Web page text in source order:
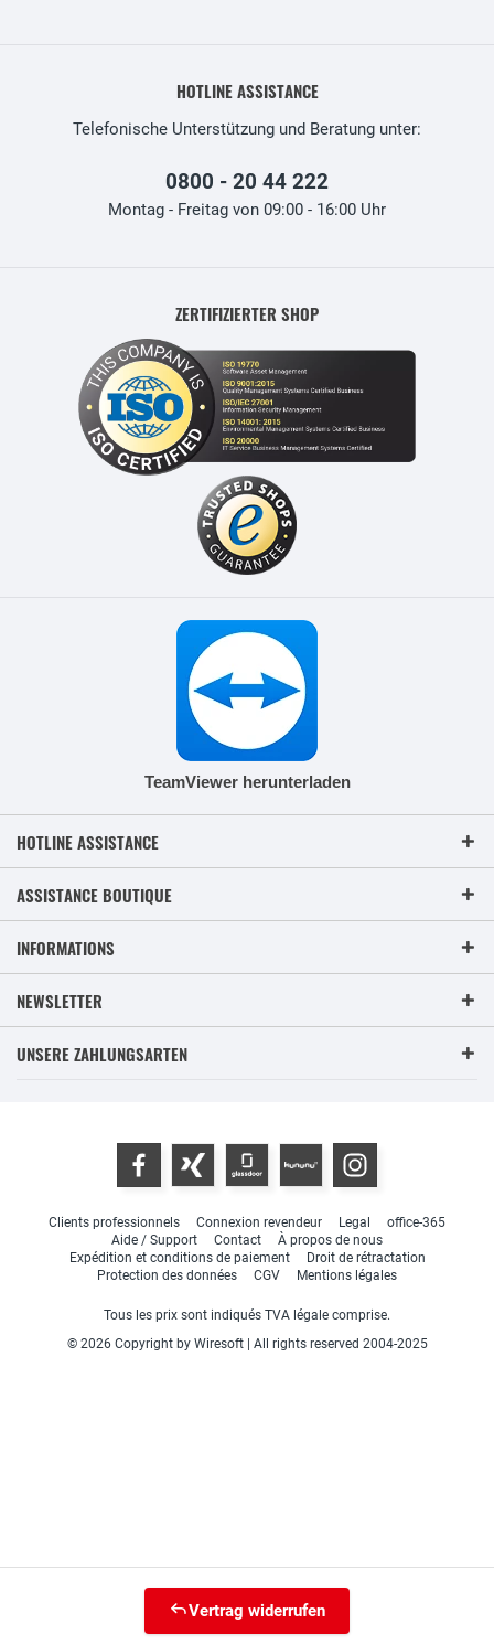
HOTLINE ASSISTANCE
Telefonische Unterstützung und Beratung unter:
0800 - 20 44 222
Montag - Freitag von 09:00 - 16:00 Uhr
ZERTIFIZIERTER SHOP
TeamViewer herunterladen
HOTLINE ASSISTANCE
ASSISTANCE BOUTIQUE
INFORMATIONS
NEWSLETTER
UNSERE ZAHLUNGSARTEN
Clients professionnels Connexion revendeur Legal
office-365
Aide / Support
Contact
À propos de nous
Expédition et conditions de paiement
Droit de rétractation
Protection des données
CGV Mentions légales
Tous les prix sont indiqués TVA légale comprise.
© 2026 Copyright by Wiresoft | All rights reserved 2004-2025
Vertrag widerrufen